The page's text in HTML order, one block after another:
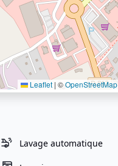
Leaflet | ©OpenStreetMap
Lavage automatique